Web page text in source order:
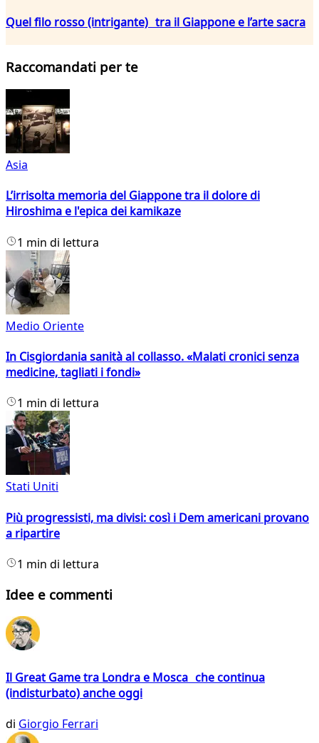
Quel filo rosso (intrigante) tra il Giappone e l’arte sacra
Raccomandati per te
Asia
L’irrisolta memoria del Giappone tra il dolore di
Hiroshima e l'epica dei kamikaze
1 min di lettura
Medio Oriente
In Cisgiordania sanità al collasso. «Malati cronici senza
medicine, tagliati i fondi»
1 min di lettura
Stati Uniti
Più progressisti, ma divisi: così i Dem americani provano
a ripartire
1 min di lettura
Idee e commenti
Il Great Game tra Londra e Mosca che continua
(indisturbato) anche oggi
di Giorgio Ferrari